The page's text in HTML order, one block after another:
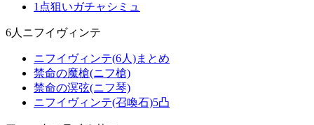
1点狙いガチャシミュ
6人ニフイヴィンテ
ニフイヴィンテ(6人)まとめ
禁命の魔槍(ニフ槍)
禁命の溟弦(ニフ琴)
ニフイヴィンテ(召喚石)5凸